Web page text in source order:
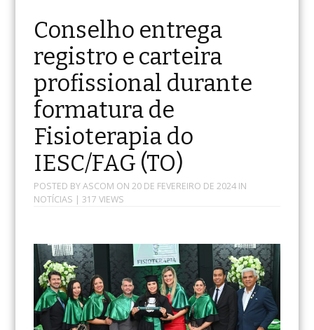
Conselho entrega
registro e carteira
profissional durante
formatura de
Fisioterapia do
IESC/FAG (TO)
POSTED BYASCOM ON 20 DE FEVEREIRO DE 2024IN
NOTÍCIAS | 317 VIEWS